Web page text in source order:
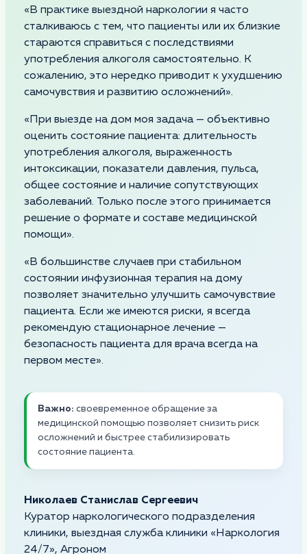
«В практике выездной наркологии я часто
сталкиваюсь с тем, что пациенты или их близкие
стараются справиться с последствиями
употребления алкоголя самостоятельно. К
сожалению, это нередко приводит к ухудшению
самочувствия и развитию осложнений».
«При выезде на дом моя задача — объективно
оценить состояние пациента: длительность
употребления алкоголя, выраженность
интоксикации, показатели давления, пульса,
общее состояние и наличие сопутствующих
заболеваний. Только после этого принимается
решение о формате и составе медицинской
помощи».
«В большинстве случаев при стабильном
состоянии инфузионная терапия на дому
позволяет значительно улучшить самочувствие
пациента. Если же имеются риски, я всегда
рекомендую стационарное лечение —
безопасность пациента для врача всегда на
первом месте».
Важно: своевременное обращение за
медицинской помощью позволяет снизить риск
осложнений и быстрее стабилизировать
состояние пациента.
Николаев Станислав Сергеевич
Куратор наркологического подразделения
клиники, выездная служба клиники «Наркология
24/7», Агроном